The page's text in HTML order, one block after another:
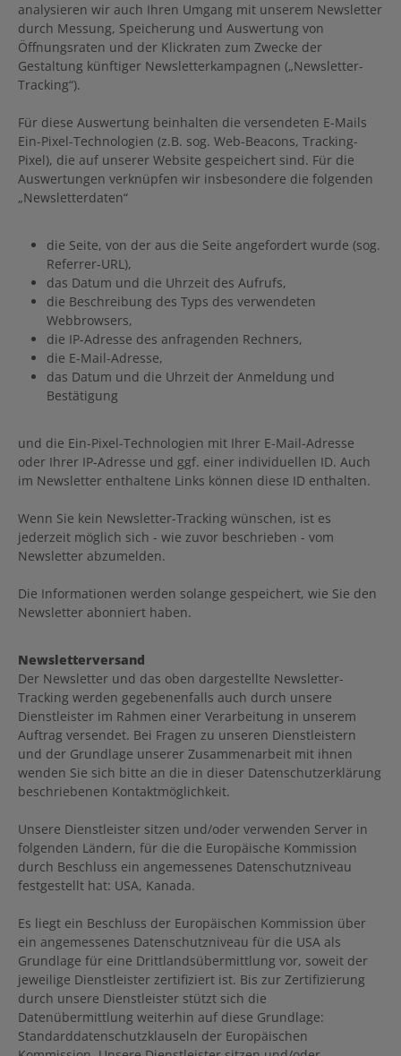
analysieren wir auch Ihren Umgang mit unserem Newsletter
durch Messung, Speicherung und Auswertung von
Öffnungsraten und der Klickraten zum Zwecke der
Gestaltung künftiger Newsletterkampagnen („Newsletter-
Tracking“).
Für diese Auswertung beinhalten die versendeten E-Mails
Ein-Pixel-Technologien (z.B. sog. Web-Beacons, Tracking-
Pixel), die auf unserer Website gespeichert sind. Für die
Auswertungen verknüpfen wir insbesondere die folgenden
„Newsletterdaten“
die Seite, von der aus die Seite angefordert wurde (sog.
Referrer-URL),
das Datum und die Uhrzeit des Aufrufs,
die Beschreibung des Typs des verwendeten
Webbrowsers,
die IP-Adresse des anfragenden Rechners,
die E-Mail-Adresse,
das Datum und die Uhrzeit der Anmeldung und
Bestätigung
und die Ein-Pixel-Technologien mit Ihrer E-Mail-Adresse
oder Ihrer IP-Adresse und ggf. einer individuellen ID. Auch
im Newsletter enthaltene Links können diese ID enthalten.
Wenn Sie kein Newsletter-Tracking wünschen, ist es
jederzeit möglich sich - wie zuvor beschrieben - vom
Newsletter abzumelden.
Die Informationen werden solange gespeichert, wie Sie den
Newsletter abonniert haben.
Newsletterversand
Der Newsletter und das oben dargestellte Newsletter-
Tracking werden gegebenenfalls auch durch unsere
Dienstleister im Rahmen einer Verarbeitung in unserem
Auftrag versendet. Bei Fragen zu unseren Dienstleistern
und der Grundlage unserer Zusammenarbeit mit ihnen
wenden Sie sich bitte an die in dieser Datenschutzerklärung
beschriebenen Kontaktmöglichkeit.
Unsere Dienstleister sitzen und/oder verwenden Server in
folgenden Ländern, für die die Europäische Kommission
durch Beschluss ein angemessenes Datenschutzniveau
festgestellt hat: USA, Kanada.
Es liegt ein Beschluss der Europäischen Kommission über
ein angemessenes Datenschutzniveau für die USA als
Grundlage für eine Drittlandsübermittlung vor, soweit der
jeweilige Dienstleister zertifiziert ist. Bis zur Zertifizierung
durch unsere Dienstleister stützt sich die
Datenübermittlung weiterhin auf diese Grundlage:
Standarddatenschutzklauseln der Europäischen